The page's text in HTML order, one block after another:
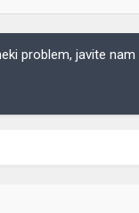
problem, javite nam